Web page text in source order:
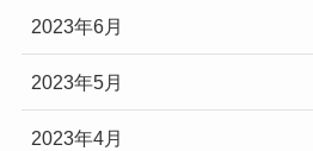
2023年6月
2023年5月
2023年4月